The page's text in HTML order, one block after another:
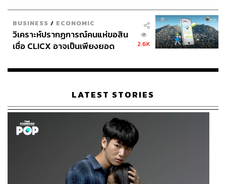
เกิดการพังทลายหน้าดินหรือขวางทางน้ำไหลหากเกิด
ฝนตกชุก และเป็นวงจรของภัยพิบัติจนเป็นอุปสรรคการ
ใช้ประโยชน์และการเข้าถึงอาหารอีก
ประเทศอินเดียพัฒนานวัตกรรมด้านความมั่นคงทางอาหาร
และโภชนาการที่ขับเคลื่อนด้วย AI เช่น ตู้กดข้าวสาร
อัตโนมัติ Annapurti Grain ATM ซึ่งเป็นเครื่องจ่ายสินค้าหลาย
ชนิดแบบอัตโนมัติที่ใช้การยืนยันตัวตนด้วยไบโอเมตริก เพื่อ
ให้สามารถเข้าถึงปันส่วนอาหารได้อย่างรวดเร็ว ประชาชนที่
เข้าถึงระบบการกระจายอาหารสาธารณะแบบเจาะจงเป้า
BUSINESS / ECONOMIC
วิเคราะห์ปรากฏการณ์คนแห่ขอสิน
เชื่อ CLICX อาจเป็นเพียงยอด
เรือนไทยที่ถูกซุกไว้
2.6K
LATEST STORIES